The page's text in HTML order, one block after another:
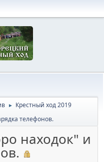
► Крестный ход 2019
телефонов.
находок" и